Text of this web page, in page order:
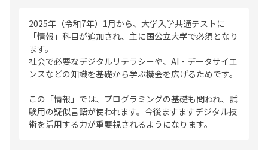
2025年（令和7年）1月から、大学入学共通テストに
「情報」科目が追加され、主に国公立大学で必須となり
ます。
社会で必要なデジタルリテラシーや、AI・データサイエ
ンスなどの知識を基礎から学ぶ機会を広げるためです。
この「情報」では、プログラミングの基礎も問われ、試
験用の疑似言語が使われます。今後ますますデジタル技
術を活用する力が重要視されるようになります。